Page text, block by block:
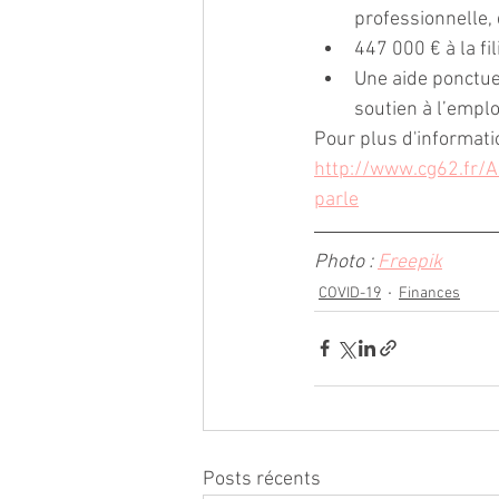
professionnelle,
447 000 € à la
Une aide
soutien à
Pour plus
http://www.cg62.fr/
parle
Photo : Freepik
COVID-19 Finances
Posts récents